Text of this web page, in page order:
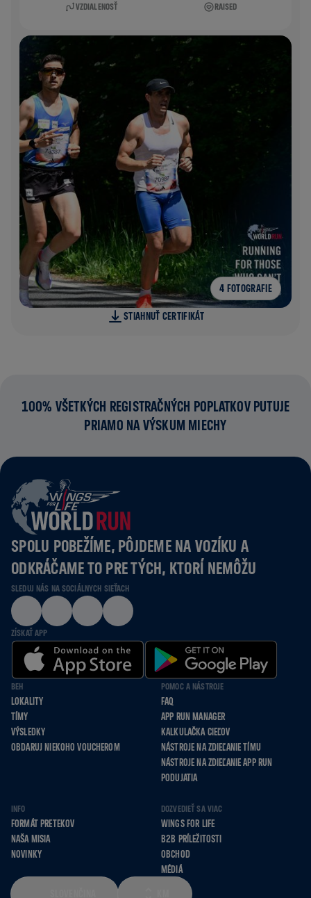
VZDIALENOSŤ RAISED
4 FOTOGRAFIE
STIAHNUŤ CERTIFIKÁT
100% VŠETKÝCH REGISTRAČNÝCH POPLATKOV PUTUJE
PRIAMO NA VÝSKUM MIECHY
SPOLU POBEŽÍME, PÔJDEME NA VOZÍKU A
ODKRÁČAME TO PRE TÝCH, KTORÍ NEMÔŽU
SLEDUJ NÁS NA SOCIÁLNYCH SIEŤACH
ZÍSKAŤ APP
BEH
LOKALITY
TÍMY
VÝSLEDKY
OBDARUJ NIEKOHO VOUCHEROM
POMOC A NÁSTROJE
FAQ
APP RUN MANAGER
KALKULAČKA CIEĽOV
NÁSTROJE NA ZDIEĽANIE TÍMU
NÁSTROJE NA ZDIEĽANIE APP RUN
PODUJATIA
INFO
FORMÁT PRETEKOV
NAŠA MISIA
NOVINKY
DOZVEDIEŤ SA VIAC
WINGS FOR LIFE
B2B PRÍLEŽITOSTI
OBCHOD
MÉDIÁ